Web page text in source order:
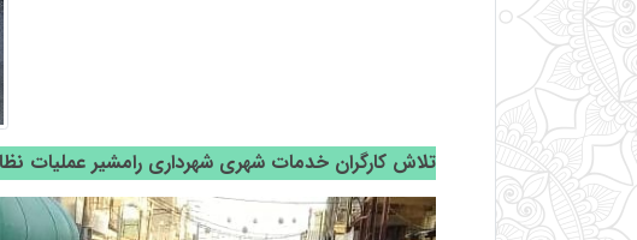
تلاش کارگران خدمات شهری شهرداری رامشیر عملیات